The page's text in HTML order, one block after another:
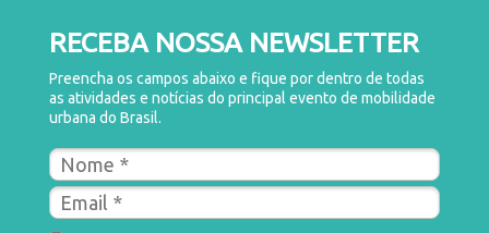
RECEBA NOSSA NEWSLETTER
Preencha os campos abaixo e fique por dentro de todas
as atividades e notícias do principal evento de mobilidade
urbana do Brasil.